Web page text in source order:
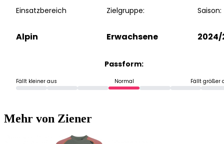
Einsatzbereich
Alpin
Zielgruppe:
Erwachsene
Saison:
2024/
Passform:
Fällt kleiner aus Normal Fällt größer
Mehr von Ziener